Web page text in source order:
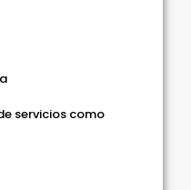
servicios como